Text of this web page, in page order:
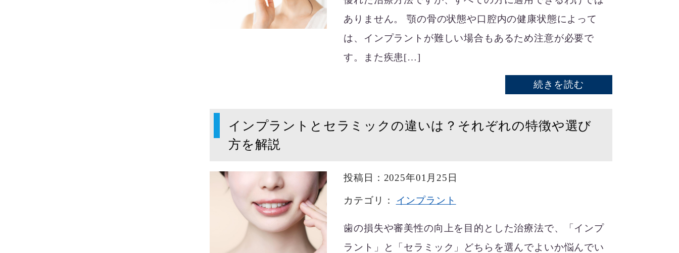
ありません。 顎の骨の状態や口腔内の健康状態によって
は、インプラントが難しい場合もあるため注意が必要で
す。また疾患[…]
続きを読む
インプラントとセラミックの違いは？それぞれの特徴や選び
方を解説
投稿日：2025年01月25日
カテゴリ： インプラント
歯の損失や審美性の向上を目的とした治療法で、「インプ
ラント」と「セラミック」どちらを選んでよいか悩んでい